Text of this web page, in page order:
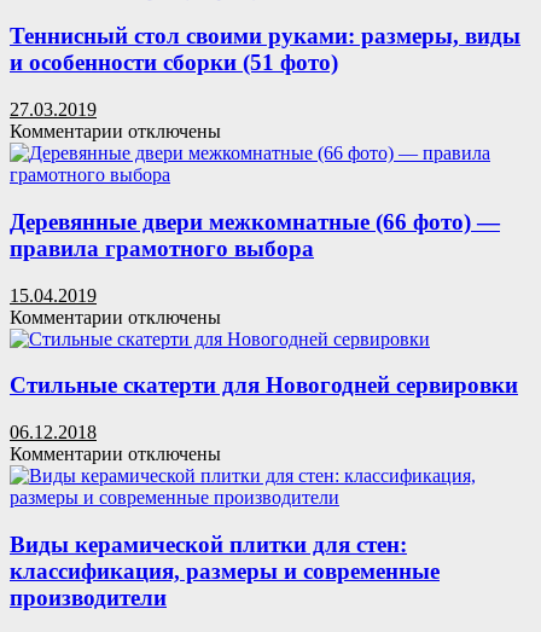
кухонных
столов:
разнообразие
материалов
Теннисный стол своими руками: размеры, виды
и особенности сборки (51 фото)
27.03.2019
Комментарии к
записи
Теннисный
своими
руками:
размеры,
особенности
сборки
фото)
отключены
Деревянные двери межкомнатные (66 фото) —
правила грамотного выбора
15.04.2019
Комментарии к
записи
двери
межкомнатные
фото)
—
правила
грамотного
отключены
Стильные скатерти для Новогодней сервировки
06.12.2018
Комментарии к
записи
Стильные
для
Новогодней
сервировки
отключены
Виды керамической плитки для стен:
классификация, размеры и современные
производители